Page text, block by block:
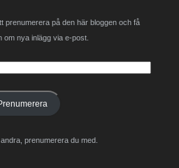
prenumerera på den här bloggen och få
om nya inlägg via e-post.
prenumerera du med.